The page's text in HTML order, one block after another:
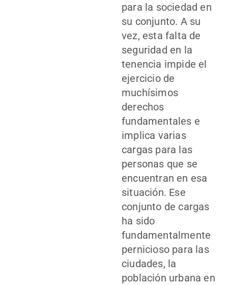
para la sociedad en
su conjunto. A su
vez, esta falta de
seguridad en la
tenencia impide el
ejercicio de
muchísimos
derechos
fundamentales e
implica varias
cargas para las
personas que se
encuentran en esa
situación. Ese
conjunto de cargas
ha sido
fundamentalmente
pernicioso para las
ciudades, la
población urbana en